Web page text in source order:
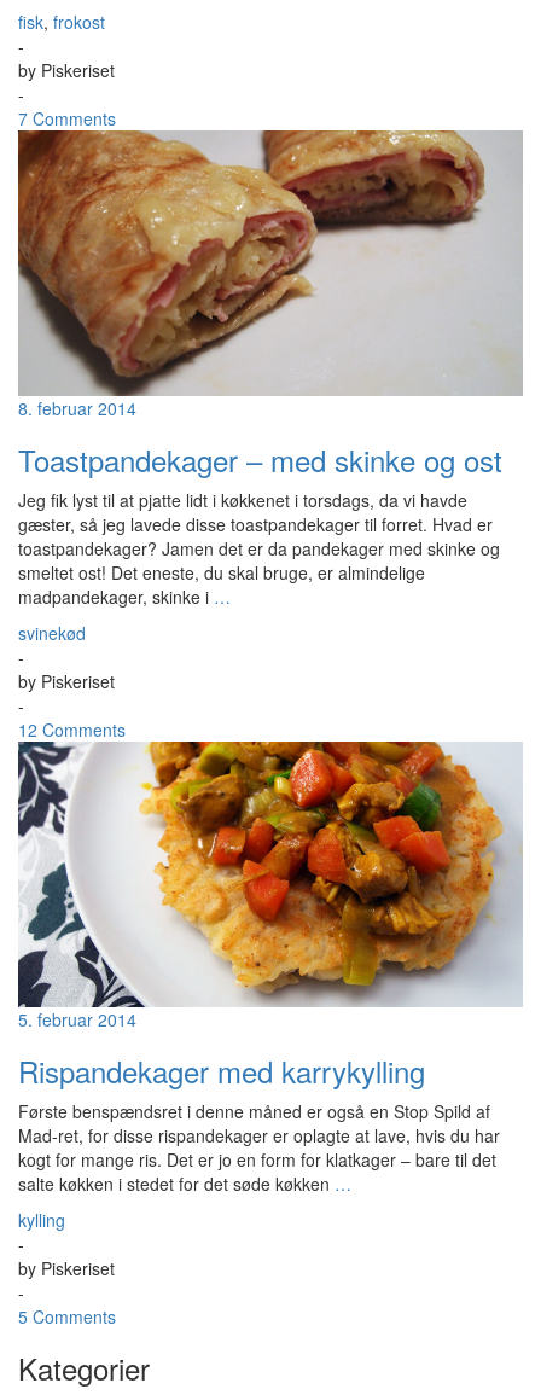
fisk, frokost
-
by Piskeriset
-
7 Comments
8. februar 2014
Toastpandekager – med skinke og ost
Jeg fik lyst til at pjatte lidt i køkkenet i torsdags, da vi havde
gæster, så jeg lavede disse toastpandekager til forret. Hvad er
toastpandekager? Jamen det er da pandekager med skinke og
smeltet ost! Det eneste, du skal bruge, er almindelige
madpandekager, skinke i …
svinekød
-
by Piskeriset
-
12 Comments
5. februar 2014
Rispandekager med karrykylling
Første benspændsret i denne måned er også en Stop Spild af
Mad-ret, for disse rispandekager er oplagte at lave, hvis du har
kogt for mange ris. Det er jo en form for klatkager – bare til det
salte køkken i stedet for det søde køkken …
kylling
-
by Piskeriset
-
5 Comments
Kategorier